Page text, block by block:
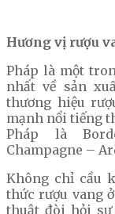
Hương vị rượu
Pháp là một
nhất về sản
thương hiệu
mạnh nổi tiếng
Pháp là
Champagne –
Không chỉ cầu
thức rượu vang
thuật đòi hỏi